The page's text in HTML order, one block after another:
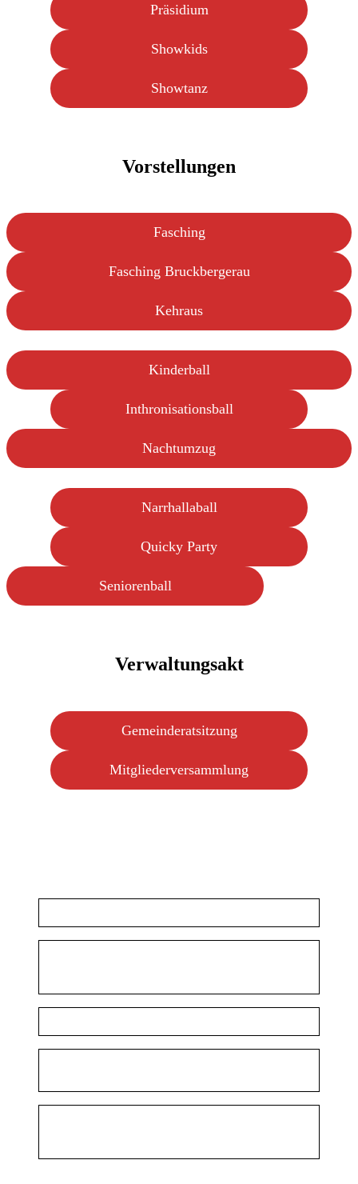
Präsidium
Showkids
Showtanz
Vorstellungen
Fasching
Fasching Bruckbergerau
Kehraus
Kinderball
Inthronisationsball
Nachtumzug
Narrhallaball
Quicky Party
Seniorenball
Verwaltungsakt
Gemeinderatsitzung
Mitgliederversammlung